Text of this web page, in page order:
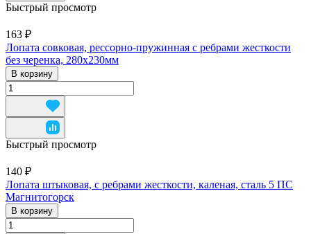
Быстрый просмотр
163 ₽
Лопата совковая, рессорно-пружинная c ребрами жесткости
без черенка, 280х230мм
В корзину
Быстрый просмотр
140 ₽
Лопата штыковая, с ребрами жесткости, каленая, сталь 5 ПС
Магнитогорск
В корзину